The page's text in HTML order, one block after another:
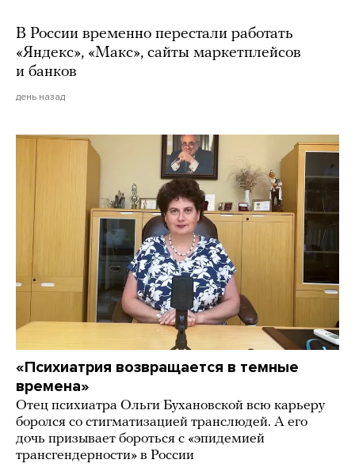
В России временно перестали работать
«Яндекс», «Макс», сайты маркетплейсов
и банков
день назад
«Психиатрия возвращается в темные
времена»
Отец психиатра Ольги Бухановской всю карьеру
боролся со стигматизацией транслюдей. А его
дочь призывает бороться с «эпидемией
трансгендерности» в России